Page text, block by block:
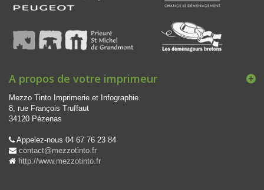
A propos de votre imprimeur
Mezzo Tinto Imprimerie et Infographie
8, rue François Truffaut
34120 Pézenas
Appelez-nous 04 67 76 23 84
contact@mezzotinto.fr
http://www.mezzotinto.fr